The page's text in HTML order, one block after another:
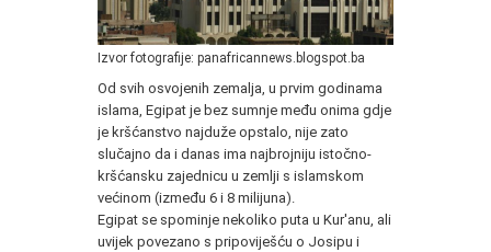
Izvor fotografije: panafricannews.blogspot.ba
Od svih osvojenih zemalja, u prvim godinama
islama, Egipat je bez sumnje među onima gdje
je kršćanstvo najduže opstalo, nije zato
slučajno da i danas ima najbrojniju istočno-
kršćansku zajednicu u zemlji s islamskom
većinom (između 6 i 8 milijuna).
Egipat se spominje nekoliko puta u Kur'anu, ali
uvijek povezano s pripoviješću o Josipu i